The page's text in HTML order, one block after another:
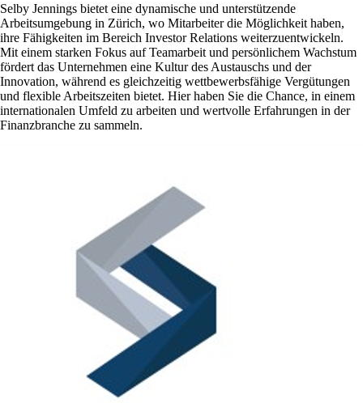
Selby Jennings bietet eine dynamische und unterstützende
Arbeitsumgebung in Zürich, wo Mitarbeiter die Möglichkeit haben,
ihre Fähigkeiten im Bereich Investor Relations weiterzuentwickeln.
Mit einem starken Fokus auf Teamarbeit und persönlichem Wachstum
fördert das Unternehmen eine Kultur des Austauschs und der
Innovation, während es gleichzeitig wettbewerbsfähige Vergütungen
und flexible Arbeitszeiten bietet. Hier haben Sie die Chance, in einem
internationalen Umfeld zu arbeiten und wertvolle Erfahrungen in der
Finanzbranche zu sammeln.